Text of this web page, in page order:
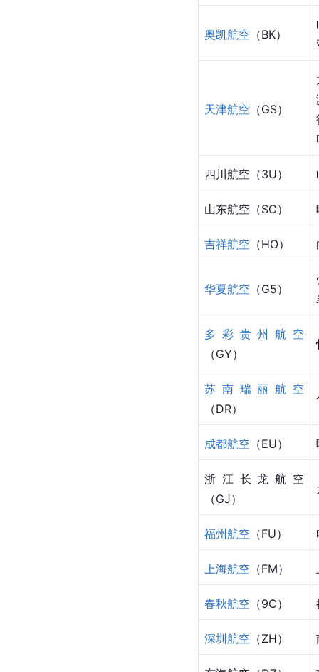
奥凯航空 （BK）
天津航空 （GS）
四川航空（3U）
山东航空（SC）
吉祥航空 （HO）
华夏航空 （G5）
多彩贵州航空
（GY）
苏南瑞丽航空
（DR）
成都航空 （EU）
浙江长龙航空
（GJ）
福州航空 （FU）
上海航空 （FM）
春秋航空 （9C）
深圳航空 （ZH）